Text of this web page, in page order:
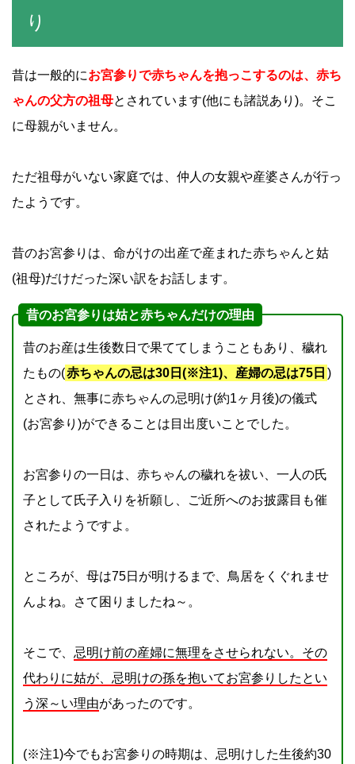
り
昔は一般的にお宮参りで赤ちゃんを抱っこするのは、赤ち
ゃんの父方の祖母とされています(他にも諸説あり)。そこ
に母親がいません。
ただ祖母がいない家庭では、仲人の女親や産婆さんが行っ
たようです。
昔のお宮参りは、命がけの出産で産まれた赤ちゃんと姑
(祖母)だけだった深い訳をお話します。
昔のお宮参りは姑と赤ちゃんだけの理由
昔のお産は生後数日で果ててしまうこともあり、穢れ
たもの(赤ちゃんの忌は30日(※注1)、産婦の忌は75日 )
とされ、無事に赤ちゃんの忌明け(約1ヶ月後)の儀式
(お宮参り)ができることは目出度いことでした。
お宮参りの一日は、赤ちゃんの穢れを祓い、一人の氏
子として氏子入りを祈願し、ご近所へのお披露目も催
されたようですよ。
ところが、母は75日が明けるまで、鳥居をくぐれませ
んよね。さて困りましたね～。
そこで、 忌明け前の産婦に無理をさせられない。その
代わりに姑が、忌明けの孫を抱いてお宮参りしたとい
う深～い理由があったのです。
(※注1)今でもお宮参りの時期は、忌明けした生後約30